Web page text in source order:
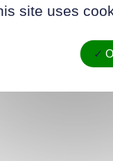
site uses